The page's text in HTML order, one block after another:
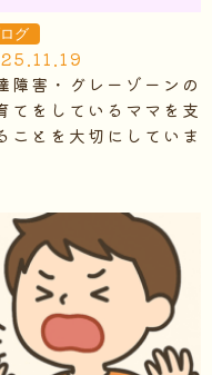
グ
障害・グレーゾーンの
てをしているママを支
ことを大切にしていま